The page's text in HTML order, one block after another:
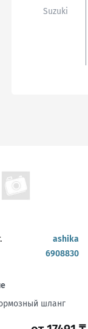
Suzuki
ashika
6908830
шланг